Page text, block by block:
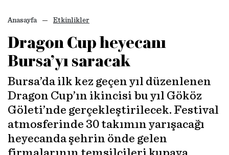
Anasayfa Etkinlikler
Dragon Cup heyecanı
Bursa’yı saracak
Bursa’da ilk kez geçen yıl düzenlenen
Dragon Cup’ın ikincisi bu yıl Gököz
Göleti’nde gerçekleştirilecek. Festival
atmosferinde 30 takımın yarışacağı
heyecanda şehrin önde gelen